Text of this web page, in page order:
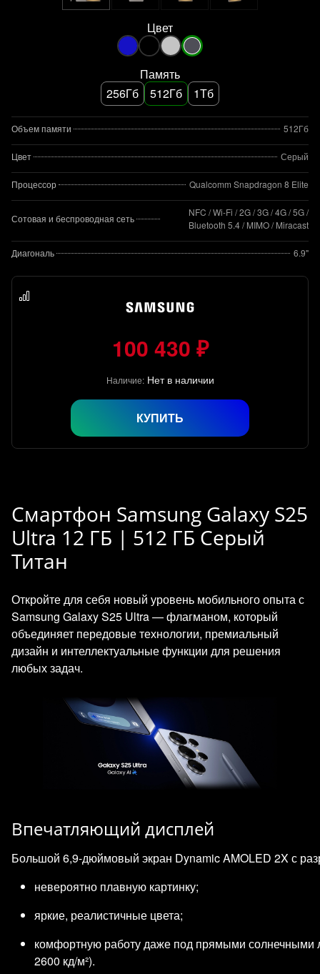
Цвет
Память
256Гб
512Гб 1Тб
Объем памяти 512Гб
Цвет Серый
Процессор Qualcomm Snapdragon 8 Elite
Сотовая и беспроводная сеть
NFC / Wi-Fi / 2G / 3G / 4G / 5G /
Bluetooth 5.4 / MIMO / Miracast
Диагональ 6.9"
100 430 ₽
Наличие: Нет в наличии
КУПИТЬ
Смартфон Samsung Galaxy S25
Ultra 12 ГБ | 512 ГБ Серый
Титан
Откройте для себя новый уровень мобильного опыта с
Samsung Galaxy S25 Ultra — флагманом, который
объединяет передовые технологии, премиальный
дизайн и интеллектуальные функции для решения
любых задач.
Впечатляющий дисплей
Большой 6,9‑дюймовый экран Dynamic AMOLED 2X с
невероятно плавную картинку;
яркие, реалистичные цвета;
комфортную работу даже под прямыми солнечными
2600 кд/м²).